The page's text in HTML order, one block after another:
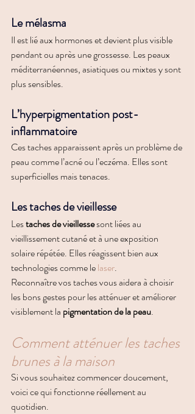
Le mélasma
Il est lié aux hormones et devient plus visible
pendant ou après une grossesse. Les peaux
méditerranéennes, asiatiques ou mixtes y sont
plus sensibles.
L’hyperpigmentation post-
inflammatoire
Ces taches apparaissent après un problème de
peau comme l’acné ou l’eczéma. Elles sont
superficielles mais tenaces.
Les taches de vieillesse
Les taches de vieillesse sont liées au
vieillissement cutané et à une exposition
solaire répétée. Elles réagissent bien aux
technologies comme le laser.
Reconnaître vos taches vous aidera à choisir
les bons gestes pour les atténuer et améliorer
visiblement la pigmentation de la peau.
Comment atténuer les taches
brunes à la maison
Si vous souhaitez commencer doucement,
voici ce qui fonctionne réellement au
quotidien.